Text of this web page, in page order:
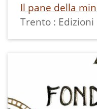
Il pane della
Trento :